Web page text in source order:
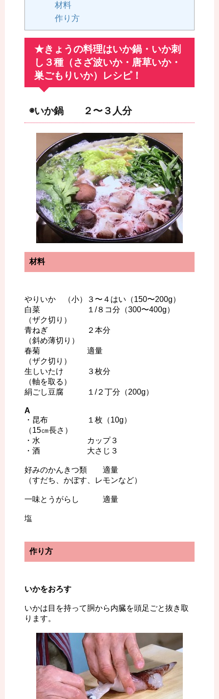
材料
作り方
★きょうの料理はいか鍋・いか刺
し３種（さざ波いか・唐草いか・
巣ごもりいか）レシピ！
◉いか鍋 ２〜３人分
材料
やりいか （小）３〜４はい（150〜200g）
白菜 １/８コ分（300〜400g）
（ザク切り）
青ねぎ ２本分
（斜め薄切り）
春菊 適量
（ザク切り）
生しいたけ ３枚分
（軸を取る）
絹ごし豆腐 １/２丁分（200g）
A
・昆布 １枚（10g）
（15㎝長さ）
・水 カップ３
・酒 大さじ３
好みのかんきつ類 適量
（すだち、かぼす、レモンなど）
一味とうがらし 適量
塩
作り方
いかをおろす
いかは目を持って胴から内臓を頭足ごと抜き取
ります。